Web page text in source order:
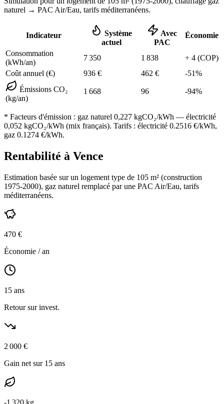
naturel → PAC Air/Eau, tarifs méditerranéens.
Indicateur
Système
actuel
Avec
PAC
Économie
Consommation
(kWh/an)
7 350 1 838 ÷ 4 (COP)
Coût annuel (€)
936 € 462 € -51%
Émissions CO₂
(kg/an)
1 668 96 -94%
* Facteurs d'émission : gaz naturel 0,227 kgCO₂/kWh — électricité
0,052 kgCO₂/kWh (mix français). Tarifs : électricité 0.2516 €/kWh,
gaz 0.1274 €/kWh.
Rentabilité à Vence
Estimation basée sur un logement type de 105 m² (construction
1975-2000), gaz naturel remplacé par une PAC Air/Eau, tarifs
méditerranéens.
470 €
Économie / an
15 ans
Retour sur invest.
2 000 €
Gain net sur 15 ans